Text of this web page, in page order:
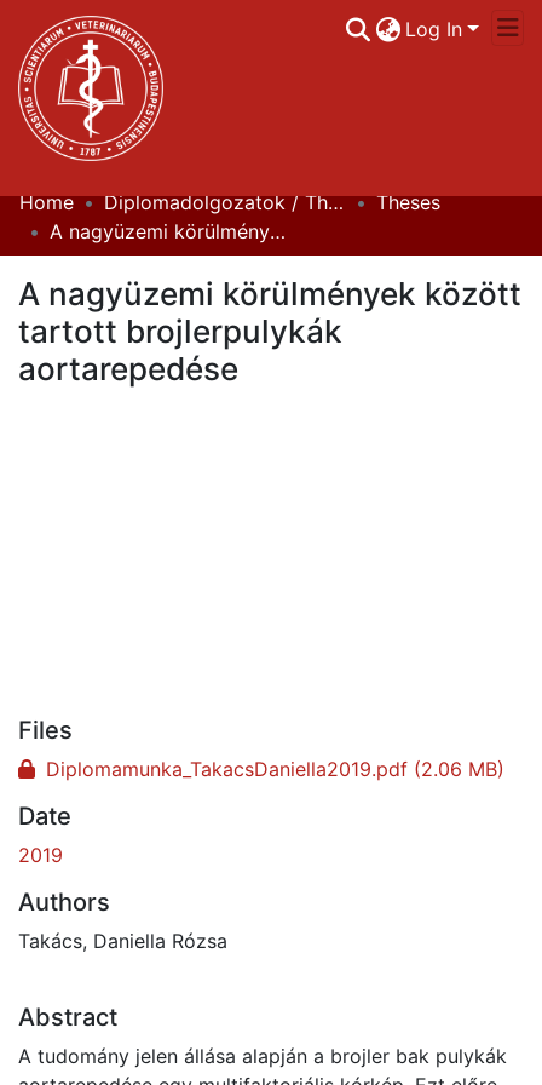
Log In
Communities & Collections
Statistics
Home Diplomadolgozatok / Theses
Theses
A nagyüzemi körülmények között tartott brojlerpulykák aortarepedése
A nagyüzemi körülmények között
tartott brojlerpulykák
aortarepedése
Files
Diplomamunka_TakacsDaniella2019.pdf (2.06 MB)
Date
2019
Authors
Takács, Daniella Rózsa
Abstract
A tudomány jelen állása alapján a brojler bak pulykák